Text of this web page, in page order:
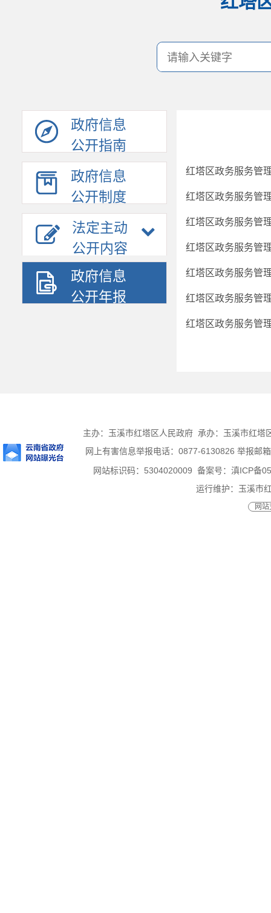
政府信息
公开指南
政府信息
公开制度
法定主动
公开内容
政府信息
公开年报
红塔区政务服务管
红塔区政务服务管
红塔区政务服务管
红塔区政务服务管
红塔区政务服务管
红塔区政务服务管
红塔区政务服务管
主办：玉溪市红塔区人民政府 承办：玉溪市红
网上有害信息举报电话：0877-6130826 举报邮
网站标识码：5304020009备案号：滇ICP备
运行维护：玉溪市
网